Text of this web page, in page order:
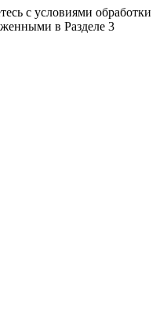
с условиями обработки
в Разделе 3